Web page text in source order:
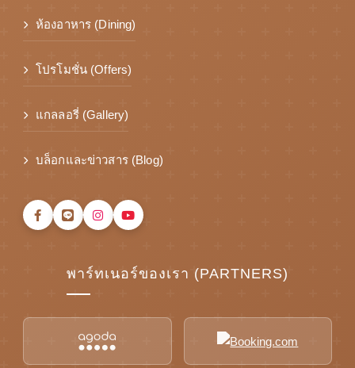
ห้องอาหาร (Dining)
โปรโมชั่น (Offers)
แกลลอรี่ (Gallery)
บล็อกและข่าวสาร (Blog)
พาร์ทเนอร์ของเรา (PARTNERS)